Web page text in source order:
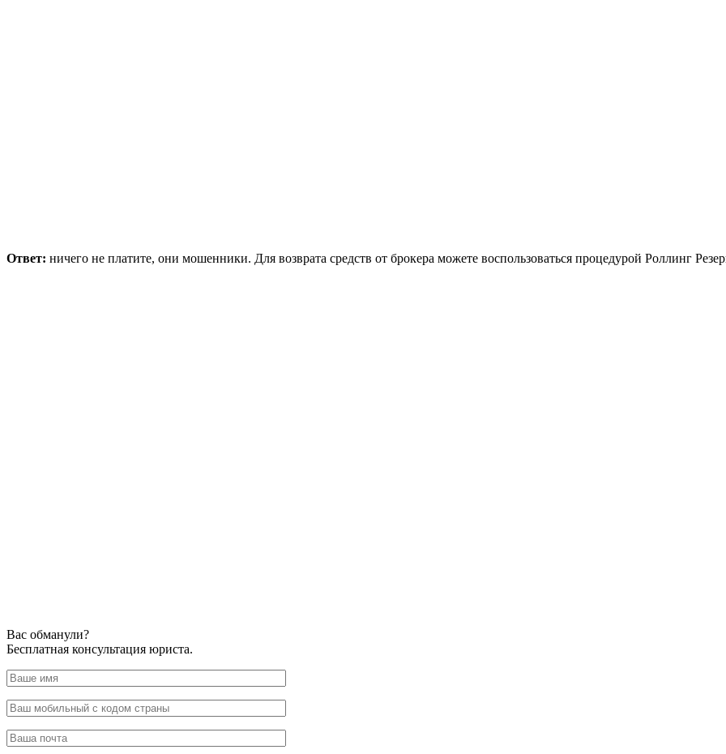
Ответ: ничего не платите, они мошенники. Для возврата средств от брокера можете воспользоваться процедурой Роллинг
Вас обманули?
Бесплатная консультация юриста.